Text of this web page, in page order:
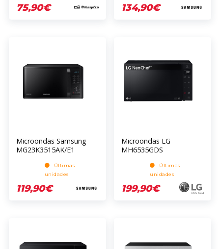
75,90€ 134,90€
Microondas Samsung
MG23K3515AK/E1
Últimas
unidades
119,90€
Microondas LG
MH6535GDS
Últimas
unidades
199,90€